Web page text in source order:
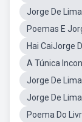
Jorge De
Poemas E
Hai CaiJorge
A Túnica
Jorge De
Jorge De
Poema Do